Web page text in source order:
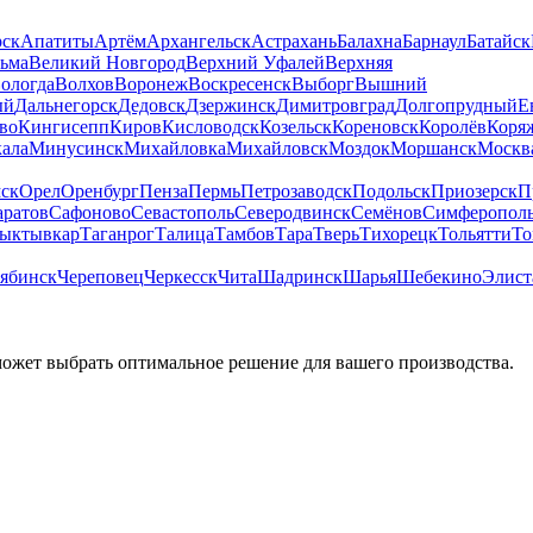
АпатитыАртёмАрхангельскАстраханьБалахнаБарнаулБатайск
Великий НовгородВерхний УфалейВерхняя
ВолховВоронежВоскресенскВыборгВышний
ДальнегорскДедовскДзержинскДимитровградДолгопрудный
КингисеппКировКисловодскКозельскКореновскКоролёв
МинусинскМихайловкаМихайловскМоздокМоршанск
ОрелОренбургПензаПермьПетрозаводскПодольскПриозерск
СафоновоСевастопольСеверодвинскСемёнов
ТаганрогТалицаТамбовТараТверьТихорецкТольятти
ЧереповецЧеркесскЧитаШадринскШарьяШебекино
выбрать оптимальное решение для вашего производства.